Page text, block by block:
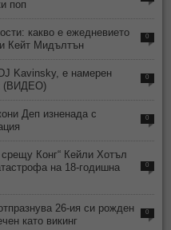
поп
какво е ежедневието
Кейт Мидълтън
0
Kavinsky, е намерен
(ВИДЕО)
0
Деп изненада с
0
срещу Конг“ Кейли Хотъл
на 18-годишна
0
26-ия си рожден
като викинг
0